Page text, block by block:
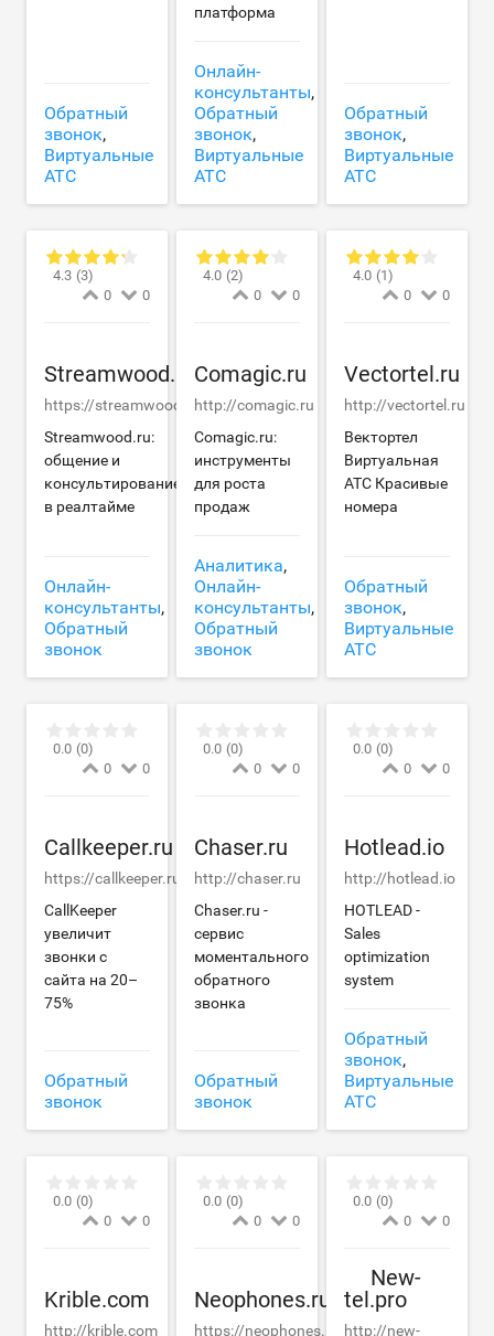
Обратный
звонок,
Виртуальные
АТС
платформа
Онлайн-
консультанты,
Обратный
звонок,
Виртуальные
АТС
Обратный
звонок,
Виртуальные
АТС
4.3 (3)
0
0
Streamwood.ru
https://streamwood.ru
Streamwood.ru:
общение и
консультирование
в реалтайме
Онлайн-
консультанты,
Обратный
звонок
4.0 (2)
0
0
Comagic.ru
http://comagic.ru
Comagic.ru:
инструменты
для роста
продаж
Аналитика,
Онлайн-
консультанты,
Обратный
звонок
4.0 (1)
0
0
Vectortel.ru
http://vectortel.ru
Вектортел
Виртуальная
АТС Красивые
номера
Обратный
звонок,
Виртуальные
АТС
0.0 (0)
0
0
Callkeeper.ru
https://callkeeper.ru
CallKeeper
увеличит
звонки с
сайта на 20–
75%
Обратный
звонок
0.0 (0)
0
0
Chaser.ru
http://chaser.ru
Chaser.ru -
сервис
моментального
обратного
звонка
Обратный
звонок
0.0 (0)
0
0
Hotlead.io
http://hotlead.io
HOTLEAD -
Sales
optimization
system
Обратный
звонок,
Виртуальные
АТС
0.0 (0)
0
0
Krible.com
http://krible.com
0.0 (0)
0
0
Neophones.ru
https://neophones.ru
0.0 (0)
0
0
New-
tel.pro
http://new-